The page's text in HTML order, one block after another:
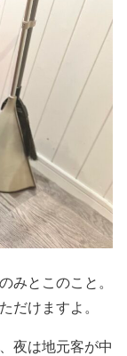
みとこのこと。
だけますよ。
夜は地元客が中